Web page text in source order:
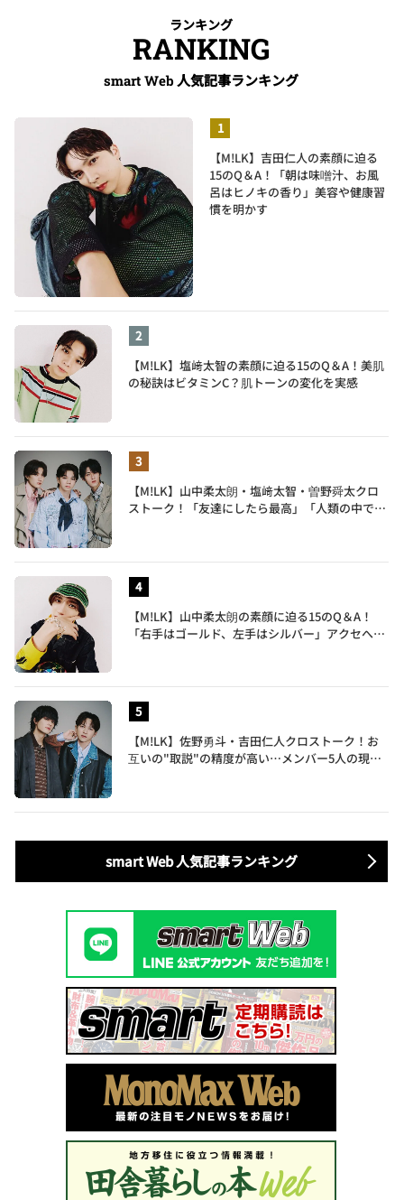
ランキング
RANKING
smart Web人気記事ランキング
【M!LK】吉田仁人の素顔に迫る
15のQ＆A！「朝は味噌汁、お風
呂はヒノキの香り」美容や健康習
慣を明かす
【M!LK】塩﨑太智の素顔に迫る15のQ＆A！美肌
の秘訣はビタミンC？肌トーンの変化を実感
【M!LK】山中柔太朗・塩﨑太智・曽野舜太クロ
ストーク！「友達にしたら最高」「人類の中で桁
【M!LK】山中柔太朗の素顔に迫る15のQ＆A！
「右手はゴールド、左手はシルバー」アクセへの
【M!LK】佐野勇斗・吉田仁人クロストーク！お
互いの"取説"の精度が高い…メンバー5人の現在
smart Web 人気記事ランキング